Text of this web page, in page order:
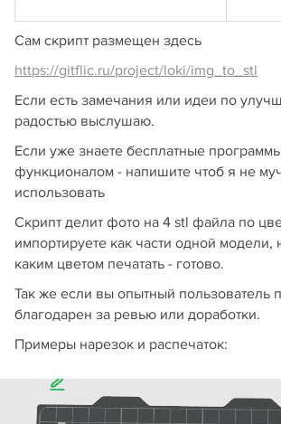
Сам скрипт размещен здесь
https://gitflic.ru/project/loki/img_to_stl
Если есть замечания или идеи по
радостью выслушаю.
Если уже знаете бесплатные
функционалом - напишите чтоб я не
использовать
Скрипт делит фото на 4 stl файла по
импортируете как части одной модели,
каким цветом печатать - готово.
Так же если вы опытный пользователь
благодарен за ревью или доработки.
Примеры нарезок и распечаток: